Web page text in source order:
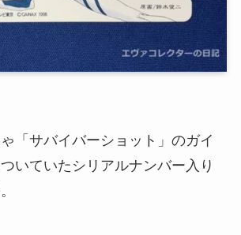
「サバイバーショット」のガイ
いていたシリアルナンバー入り